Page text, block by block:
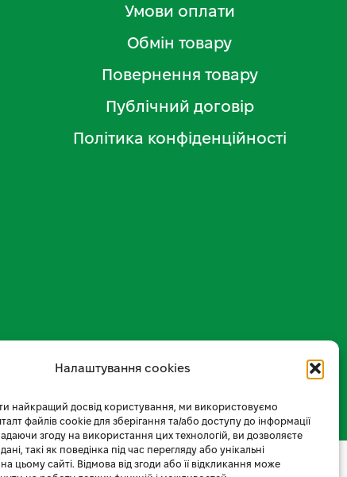
Налаштування cookies
найкращий досвід користування, ми використовуємо
файлів cookie для зберігання та/або доступу до інформації
згоду на використання цих технологій, ви дозволяєте
такі як поведінка під час перегляду або унікальні
цьому сайті. Відмова від згоди або її відкликання може
Умови оплати
Обмін товару
Повернення товару
Публічний договір
Політика конфіденційності